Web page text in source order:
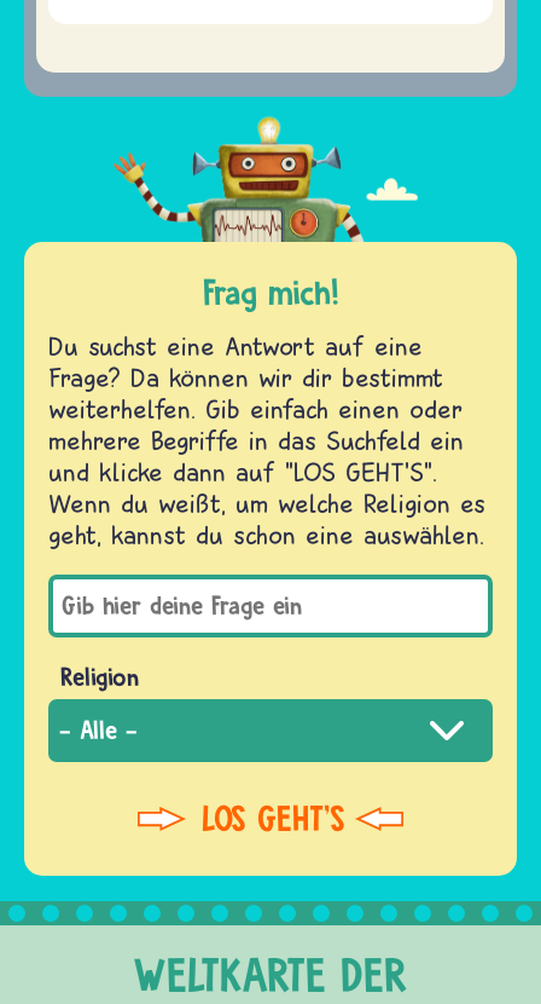
Frag mich!
Du suchst eine Antwort auf eine
Frage? Da können wir dir bestimmt
weiterhelfen. Gib einfach einen oder
mehrere Begriffe in das Suchfeld ein
und klicke dann auf "LOS GEHT'S".
Wenn du weißt, um welche Religion es
geht, kannst du schon eine auswählen.
Religion